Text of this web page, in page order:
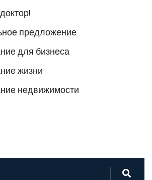
предложение
для бизнеса
жизни
недвижимости